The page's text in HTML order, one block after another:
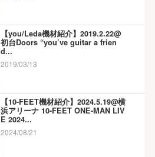
【you/Leda機材紹介】2019.2.22@
初台Doors “you’ve guitar a frien
d...
2019/03/13
【10-FEET機材紹介】2024.5.19@横
浜アリーナ 10-FEET ONE-MAN LIV
E 2024...
2024/08/21